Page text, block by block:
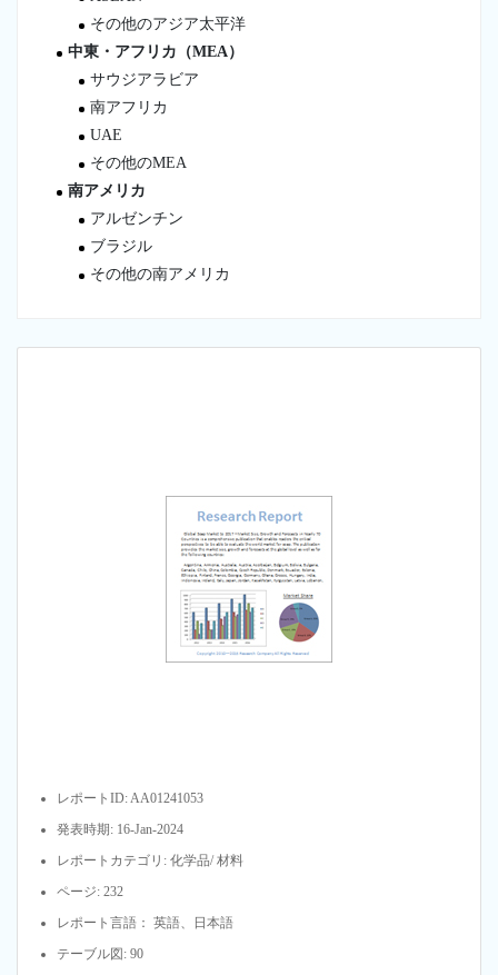
その他のアジア太平洋
中東・アフリカ（MEA）
サウジアラビア
南アフリカ
UAE
その他のMEA
南アメリカ
アルゼンチン
ブラジル
その他の南アメリカ
レポートID: AA01241053
発表時期: 16-Jan-2024
レポートカテゴリ: 化学品/ 材料
ページ: 232
レポート言語： 英語、日本語
テーブル図: 90